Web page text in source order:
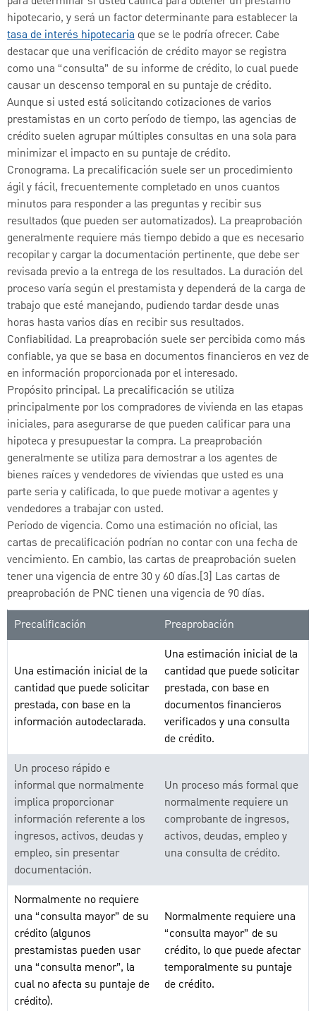
hipotecario, y será un factor determinante para establecer la
tasa de interés hipotecaria que se le podría ofrecer. Cabe
destacar que una verificación de crédito mayor se registra
como una “consulta” de su informe de crédito, lo cual puede
causar un descenso temporal en su puntaje de crédito.
Aunque si usted está solicitando cotizaciones de varios
prestamistas en un corto período de tiempo, las agencias de
crédito suelen agrupar múltiples consultas en una sola para
minimizar el impacto en su puntaje de crédito.
Cronograma. La precalificación suele ser un procedimiento
ágil y fácil, frecuentemente completado en unos cuantos
minutos para responder a las preguntas y recibir sus
resultados (que pueden ser automatizados). La preaprobación
generalmente requiere más tiempo debido a que es necesario
recopilar y cargar la documentación pertinente, que debe ser
revisada previo a la entrega de los resultados. La duración del
proceso varía según el prestamista y dependerá de la carga de
trabajo que esté manejando, pudiendo tardar desde unas
horas hasta varios días en recibir sus resultados.
Confiabilidad. La preaprobación suele ser percibida como más
confiable, ya que se basa en documentos financieros en vez de
en información proporcionada por el interesado.
Propósito principal. La precalificación se utiliza
principalmente por los compradores de vivienda en las etapas
iniciales, para asegurarse de que pueden calificar para una
hipoteca y presupuestar la compra. La preaprobación
generalmente se utiliza para demostrar a los agentes de
bienes raíces y vendedores de viviendas que usted es una
parte seria y calificada, lo que puede motivar a agentes y
vendedores a trabajar con usted.
Período de vigencia. Como una estimación no oficial, las
cartas de precalificación podrían no contar con una fecha de
vencimiento. En cambio, las cartas de preaprobación suelen
tener una vigencia de entre 30 y 60 días.[3] Las cartas de
preaprobación de PNC tienen una vigencia de 90 días.
Precalificación
Preaprobación
Una estimación inicial de la
cantidad que puede solicitar
prestada, con base en la
información autodeclarada.
Una estimación inicial de la
cantidad que puede solicitar
prestada, con base en
documentos financieros
verificados y una consulta
de crédito.
Un proceso rápido e
informal que normalmente
implica proporcionar
información referente a los
ingresos, activos, deudas y
empleo, sin presentar
documentación.
Un proceso más formal que
normalmente requiere un
comprobante de ingresos,
activos, deudas, empleo y
una consulta de crédito.
Normalmente no requiere
una “consulta mayor” de su
crédito (algunos
prestamistas pueden usar
una “consulta menor”, la
cual no afecta su puntaje de
crédito).
Normalmente requiere una
“consulta mayor” de su
crédito, lo que puede afectar
temporalmente su puntaje
de crédito.